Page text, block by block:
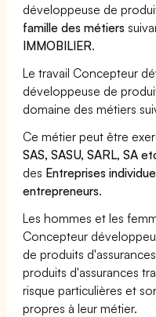
développeuse de
famille des métiers
IMMOBILIER.
Le travail Concepteur
développeuse de
domaine des métiers
Ce métier peut être
SAS, SASU, SARL, SA
des Entreprises
entrepreneurs.
Les hommes et les
Concepteur
de produits
produits d'assurances
risque particulières et
propres à leur métier.